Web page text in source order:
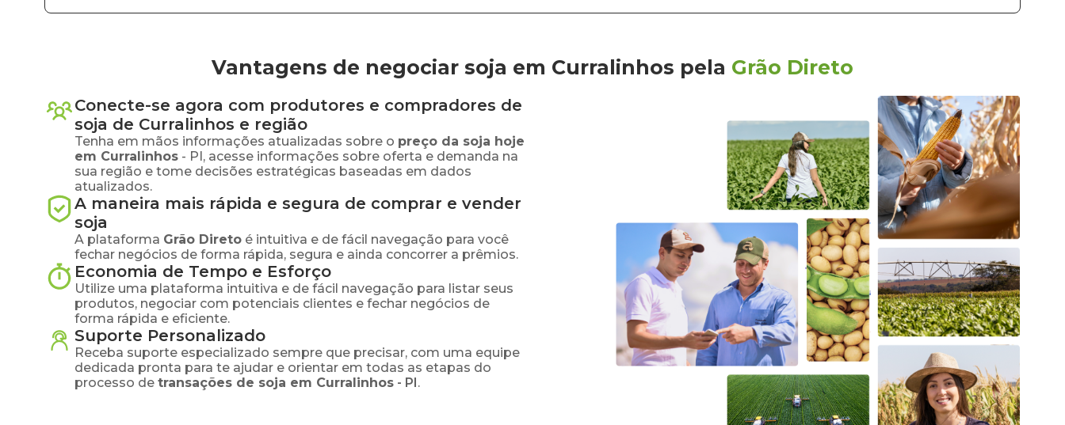
Vantagens de negociar soja em Curralinhos pela Grão Direto
Conecte-se agora com produtores e compradores de
soja de Curralinhos e região
Tenha em mãos informações atualizadas sobre o preço da soja hoje
em Curralinhos - PI, acesse informações sobre oferta e demanda na
sua região e tome decisões estratégicas baseadas em dados
atualizados.
A maneira mais rápida e segura de comprar e vender
soja
A plataforma Grão Direto é intuitiva e de fácil navegação para você
fechar negócios de forma rápida, segura e ainda concorrer a prêmios.
Economia de Tempo e Esforço
Utilize uma plataforma intuitiva e de fácil navegação para listar seus
produtos, negociar com potenciais clientes e fechar negócios de
forma rápida e eficiente.
Suporte Personalizado
Receba suporte especializado sempre que precisar, com uma equipe
dedicada pronta para te ajudar e orientar em todas as etapas do
processo de transações de soja em Curralinhos - PI.